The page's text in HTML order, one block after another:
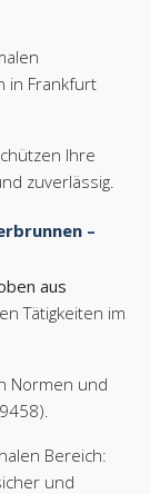
in Frankfurt
Ihre
zuverlässig.
–
aus
Tätigkeiten im
Normen und
Bereich:
und